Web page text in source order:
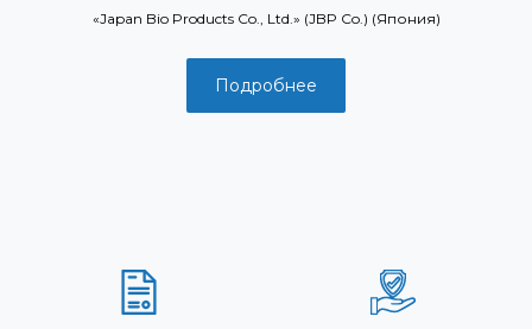
«Japan Bio Products Co., Ltd.» (JBP Co.) (Япония)
Подробнее